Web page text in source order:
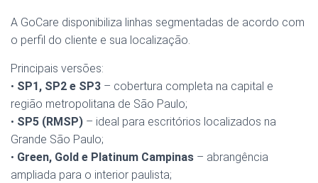
A GoCare disponibiliza linhas segmentadas de acordo com
o perfil do cliente e sua localização.
Principais versões:
• SP1, SP2 e SP3 – cobertura completa na capital e
região metropolitana de São Paulo;
• SP5 (RMSP) – ideal para escritórios localizados na
Grande São Paulo;
• Green, Gold e Platinum Campinas – abrangência
ampliada para o interior paulista;